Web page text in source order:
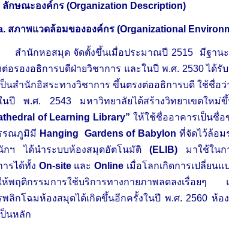
ลักษณะองค์กร (Organization Description)
สภาพแวดล้อมขององค์กร (Organizational
นักหอสมุด จัดตั้งขึ้นเมื่อประมาณปี 2515 มีฐานะเป็
ต่อรองอธิการบดีฝ่ายวิชาการ และในปี พ.ศ. 2530 ได้รั
ป็นสำนักอิสระทางวิชาการ ขึ้นตรงต่ออธิการบดี ใช้ชื่อว่
นปี พ.ศ. 2543 มหาวิทยาลัยได้สร้างวิทยาเขตใ
of Learning Library” ให้ใช้ชื่ออาคารเป็นชื่
รณภูมิมี Hanging Gardens of Babylon ที่จัดไว้ล้อม
กฯ ได้นำระบบห้องสมุดอัตโนมัติ (ELIB) มาใช้ในก
ารได้ทั้ง On-siteและ Onlineเมื่อโลกเกิดการเปลี่ยน
ห้พฤติกรรมการใช้บริการทางกายภาพลดลงเรื่อยๆ
พลิกโฉมห้องสมุดได้เกิดขึ้นอีกครั้งในปี พ.ศ. 2560 ห้อ
ป็นหลัก